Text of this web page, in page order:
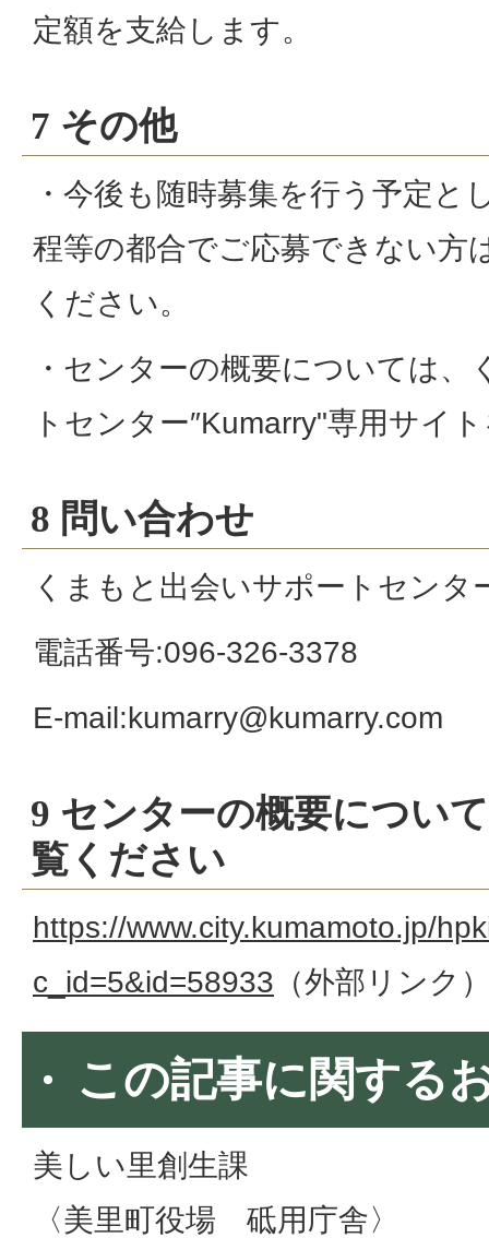
定額を支給します。
7 その他
・今後も随時募集を行う予定と
程等の都合でご応募できない方
ください。
・センターの概要については
トセンター″Kumarry"専用サイ
8 問い合わせ
くまもと出会いサポートセンタ
電話番号:096-326-3378
E-mail:kumarry@kumarry.com
9 センターの概要につい
覧ください
https://www.city.kumamoto.jp/
c_id=5&id=58933 （外部リンク
この記事に関する
美しい里創生課
〈美里町役場 砥用庁舎〉